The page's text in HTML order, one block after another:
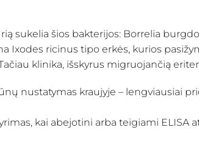
sukelia šios bakterijos: Borrelia
Ixodes ricinus tipo erkės, kurios
klinika, išskyrus migruojančią
nustatymas kraujyje – lengviausiai
kai abejotini arba teigiami